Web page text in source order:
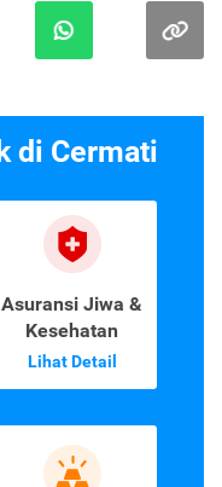
di Cermati
Asuransi Jiwa &
Kesehatan
Lihat Detail